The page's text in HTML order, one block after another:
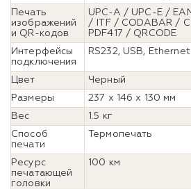
Печать
изображений
и QR-кодов
UPC-A / UPC-E /
/ ITF / CODABAR /
PDF417 / QRCODE
Интерфейсы
подключения
RS232, USB, Ethernet
Цвет
Черный
Размеры
237 x 146 x 130 мм
Вес
1.5 кг
Способ
печати
Термопечать
Ресурс
печатающей
головки
100 км